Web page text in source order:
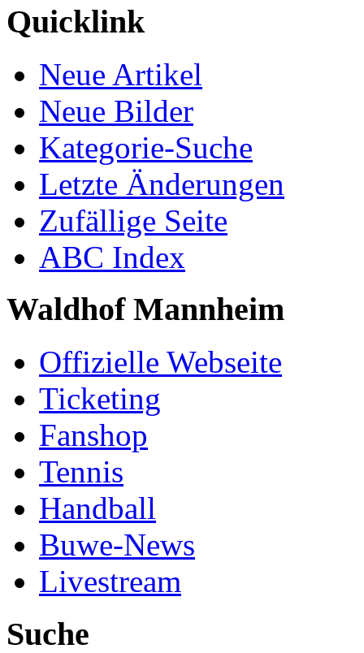
Quicklink
Neue Artikel
Neue Bilder
Kategorie-Suche
Letzte Änderungen
Zufällige Seite
ABC Index
Waldhof Mannheim
Offizielle Webseite
Ticketing
Fanshop
Tennis
Handball
Buwe-News
Livestream
Suche